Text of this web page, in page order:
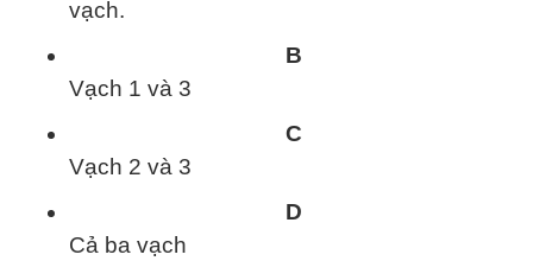
vạch.
B
Vạch 1 và 3
C
Vạch 2 và 3
D
Cả ba vạch